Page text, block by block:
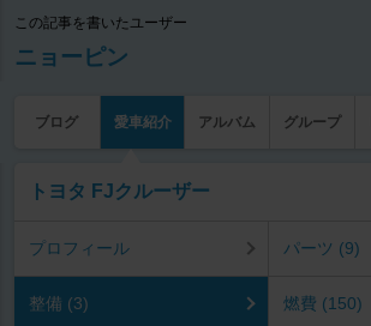
この記事を書いたユーザー
ニョーピン
ブログ 愛車紹介 アルバム グループ
トヨタ FJクルーザー
プロフィール パーツ (9)
整備 (3) 燃費 (150)